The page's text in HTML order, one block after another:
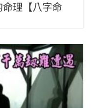
理【八字命